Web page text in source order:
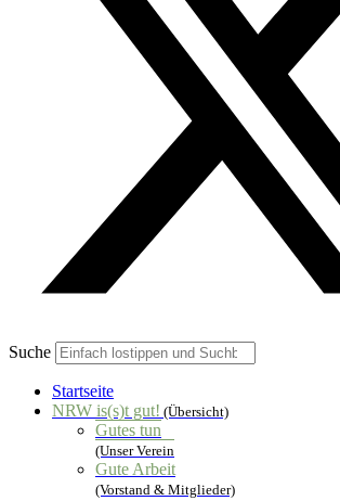
Suche
Startseite
NRW is(s)t gut! (Übersicht)
Gutes tun
(Unser Verein
Gute Arbeit
(Vorstand & Mitglieder)